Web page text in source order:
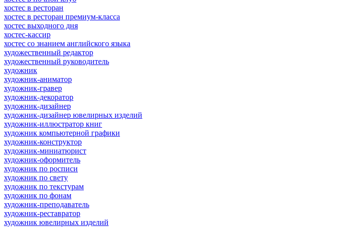
хостес в ресторан
хостес в ресторан премиум-класса
хостес выходного дня
хостес-кассир
хостес со знанием английского языка
художественный редактор
художественный руководитель
художник
художник-аниматор
художник-гравер
художник-декоратор
художник-дизайнер
художник-дизайнер ювелирных изделий
художник-иллюстратор книг
художник компьютерной графики
художник-конструктор
художник-миниатюрист
художник-оформитель
художник по росписи
художник по свету
художник по текстурам
художник по фонам
художник-преподаватель
художник-реставратор
художник ювелирных изделий